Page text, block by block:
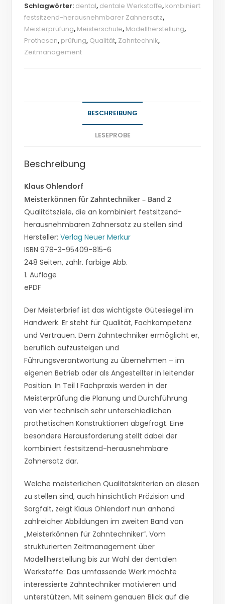
Schlagwörter: dental, dentale Werkstoffe, kombiniert
festsitzend-herausnehmbarer Zahnersatz,
Meisterprüfung, Meisterschule, Modellherstellung,
Prothesen, prüfung, Qualität, Zahntechnik,
Zeitmanagement
BESCHREIBUNG
LESEPROBE
Beschreibung
Klaus Ohlendorf
Meisterkönnen für Zahntechniker – Band 2
Qualitätsziele, die an kombiniert festsitzend-
herausnehmbaren Zahnersatz zu stellen sind
Hersteller:Verlag Neuer Merkur
ISBN 978-3-95409-815-6
248 Seiten, zahlr. farbige Abb.
1. Auflage
ePDF
Der Meisterbrief ist das wichtigste Gütesiegel im
Handwerk. Er steht für Qualität, Fachkompetenz
und Vertrauen. Dem Zahntechniker ermöglicht er,
beruflich aufzusteigen und
Führungsverantwortung zu übernehmen – im
eigenen Betrieb oder als Angestellter in leitender
Position. In Teil I Fachpraxis werden in der
Meisterprüfung die Planung und Durchführung
von vier technisch sehr unterschiedlichen
prothetischen Konstruktionen abgefragt. Eine
besondere Herausforderung stellt dabei der
kombiniert festsitzend-herausnehmbare
Zahnersatz dar.
Welche meisterlichen Qualitätskriterien an diesen
zu stellen sind, auch hinsichtlich Präzision und
Sorgfalt, zeigt Klaus Ohlendorf nun anhand
zahlreicher Abbildungen im zweiten Band von
„Meisterkönnen für Zahntechniker“. Vom
strukturierten Zeitmanagement über
Modellherstellung bis zur Wahl der dentalen
Werkstoffe: Das umfassende Werk möchte
interessierte Zahntechniker motivieren und
unterstützen. Mit seinem genauen Blick auf die